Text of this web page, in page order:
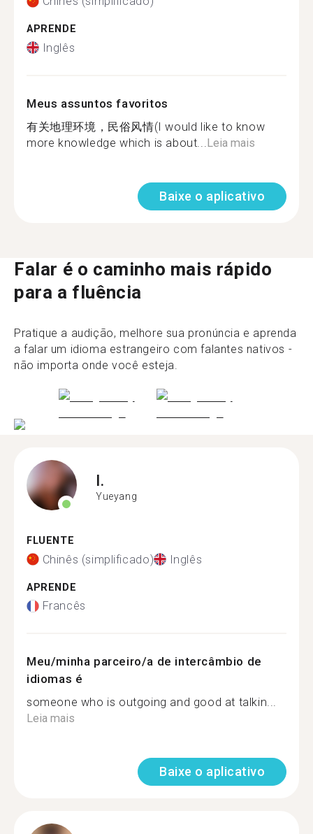
APRENDE
Inglês
Meus assuntos favoritos
有关地理环境，民俗风情(I would like to know
more knowledge which is about... Leia mais
Baixe o aplicativo
Falar é o caminho mais rápido
para a fluência
Pratique a audição, melhore sua pronúncia e aprenda
a falar um idioma estrangeiro com falantes nativos -
não importa onde você esteja.
I.
Yueyang
FLUENTE
Chinês (simplificado) Inglês
APRENDE
Francês
Meu/minha parceiro/a de intercâmbio de
idiomas é
someone who is outgoing and good at talkin...
Leia mais
Baixe o aplicativo